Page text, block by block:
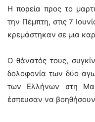
Η πορεία προς το
την Πέμπτη, στις 7
κρεμάστηκαν σε μια
Ο θάνατός τους,
δολοφονία των δύο
των Ελλήνων στη
έσπευσαν να